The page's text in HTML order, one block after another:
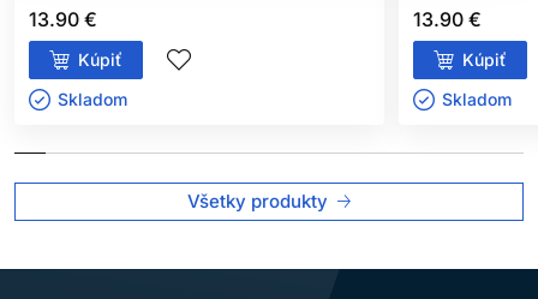
13.90 €
Kúpiť
Skladom ㅤ
13.90 €
Kúpiť
Skladom ㅤ
Všetky produkty